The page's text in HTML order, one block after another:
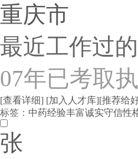
重庆市
最近工作过
07年已考取
[查看详细] [加入人才库][推荐给
标签： 中药经验丰富诚实守信性
张